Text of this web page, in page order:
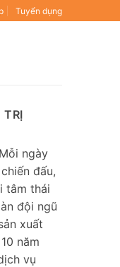
Tuyển dụng
TRỊ
ngày
đấu,
tâm thái
đội ngũ
xuất
năm
vụ